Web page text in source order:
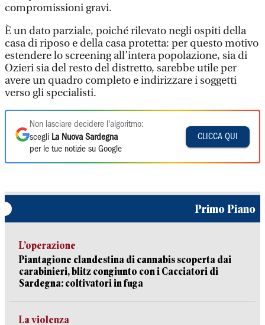
compromissioni gravi.
È un dato parziale, poiché rilevato negli ospiti della
casa di riposo e della casa protetta: per questo motivo
estendere lo screening all’intera popolazione, sia di
Ozieri sia del resto del distretto, sarebbe utile per
avere un quadro completo e indirizzare i soggetti
verso gli specialisti.
Non lasciare decidere l'algoritmo:
scegli La Nuova Sardegna
per le tue notizie su Google
CLICCA QUI
Primo Piano
L’operazione
Piantagione clandestina di cannabis scoperta dai
carabinieri, blitz congiunto con i Cacciatori di
Sardegna: coltivatori in fuga
La violenza